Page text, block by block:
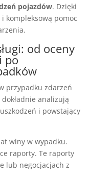
pojazdów. Dzięki
kompleksową pomoc
od oceny
po
przypadku zdarzeń
analizują
i powstający
winy w wypadku.
raporty. Te raporty
lub negocjacjach z